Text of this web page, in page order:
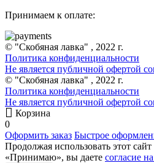
Принимаем к оплате:
© "Скобяная лавка" , 2022 г.
Политика конфиденциальности
Не является публичной офертой
© "Скобяная лавка" , 2022 г.
Политика конфиденциальности
Не является публичной офертой
Корзина
0
Оформить заказ Быстрое
Продолжая использовать этот
«Принимаю», вы даете согласие